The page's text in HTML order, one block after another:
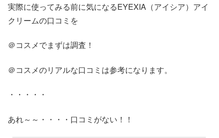
実際に使ってみる前に気になるEYEXIA（アイシア）アイ
クリームの口コミを
＠コスメでまずは調査！
＠コスメのリアルな口コミは参考になります。
・・・・・
あれ～～・・・・口コミがない！！